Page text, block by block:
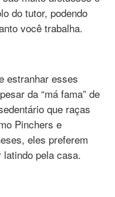
do tutor, podendo
você trabalha.
estranhar esses
da “má fama” de
que raças
Pinchers e
eles preferem
pela casa.